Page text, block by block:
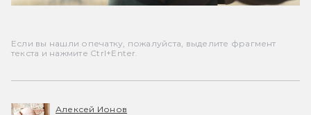
Если вы нашли опечатку, пожалуйста, выделите фрагмент
текста и нажмите Ctrl+Enter.
Алексей Ионов